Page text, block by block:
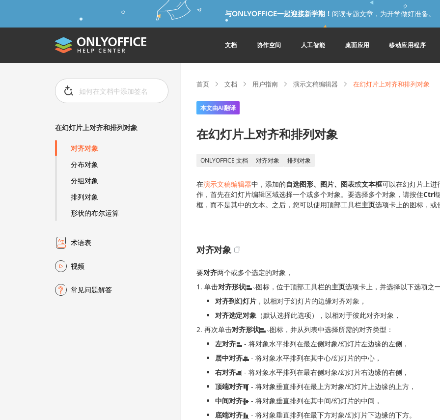
与ONLYOFFICE一起迎接新学期！ 阅读专题文章，为开学做好准备。
文档 协作空间 人工智能 桌面应用 移动应用程序
在幻灯片上对齐和排列对象
对齐对象
分布对象
分组对象
排列对象
形状的布尔运算
术语表
视频
常见问题解答
首页 文档 用户指南 演示文稿编辑器 在幻灯片上对齐和排列对象
本文由AI翻译
在幻灯片上对齐和排列对象
ONLYOFFICE 文档 对齐对象 排列对象
在演示文稿编辑器中，添加的自选图形、图片、图表或文本框可以在幻灯片上进
作，首先在幻灯片编辑区域选择一个或多个对象。要选择多个对象，请按住Ctrl
框，而不是其中的文本。之后，您可以使用顶部工具栏主页选项卡上的图标，或
对齐对象
要对齐两个或多个选定的对象，
单击对齐形状 图标，位于顶部工具栏的主页选项卡上，并选择以下选项之
对齐到幻灯片 ，以相对于幻灯片的边缘对齐对象，
对齐选定对象 （默认选择此选项），以相对于彼此对齐对象，
再次单击对齐形状
图标，并从列表中选择所需的对齐类型：
左对齐
- 将对象水平排列在最左侧对象/幻灯片左边缘的左侧，
居中对齐
- 将对象水平排列在其中心/幻灯片的中心，
右对齐
- 将对象水平排列在最右侧对象/幻灯片右边缘的右侧，
顶端对齐
- 将对象垂直排列在最上方对象/幻灯片上边缘的上方，
中间对齐
- 将对象垂直排列在其中间/幻灯片的中间，
底端对齐
- 将对象垂直排列在最下方对象/幻灯片下边缘的下方。